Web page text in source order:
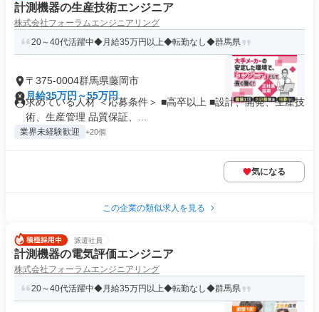
計測機器の生産技術エンジニア
株式会社フォーラムエンジニアリング
20～40代活躍中◆月給35万円以上◆転勤なし◆群馬県
〒375-0004群馬県藤岡市
月給35万円～55万円
求めている人材 ＜応募条件＞ ■高卒以上 ■設計、開発、生産技
術、生産管理 品質保証、...
業界未経験歓迎 +20個
気になる
この企業の類似求人を見る
派遣社員
計測機器の電気評価エンジニア
株式会社フォーラムエンジニアリング
20～40代活躍中◆月給35万円以上◆転勤なし◆群馬県